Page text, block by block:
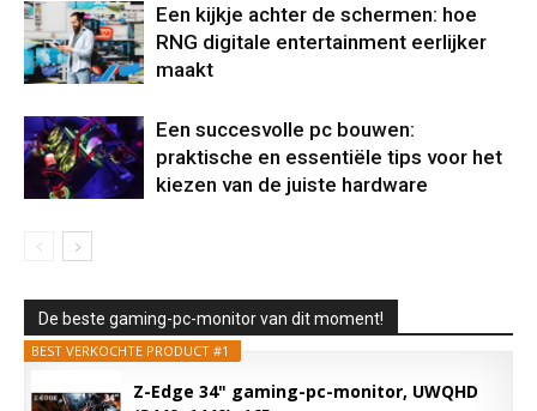
Een kijkje achter de schermen: hoe
RNG digitale entertainment eerlijker
maakt
Een succesvolle pc bouwen:
praktische en essentiële tips voor het
kiezen van de juiste hardware
De beste gaming-pc-monitor van dit moment!
BEST VERKOCHTE PRODUCT #1
Z-Edge 34" gaming-pc-monitor, UWQHD